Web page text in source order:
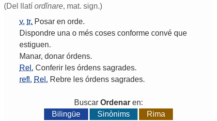
(Del llatí ordĭnare, mat. sign.)
v. tr. Posar en orde.
Dispondre una o més coses conforme convé que
estiguen.
Manar, donar órdens.
Rel. Conferir les órdens sagrades.
refl. Rel. Rebre les órdens sagrades.
Buscar Ordenar en:
Bilingüe
Sinònims Rima